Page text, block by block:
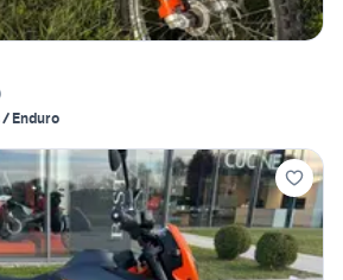
/ Enduro